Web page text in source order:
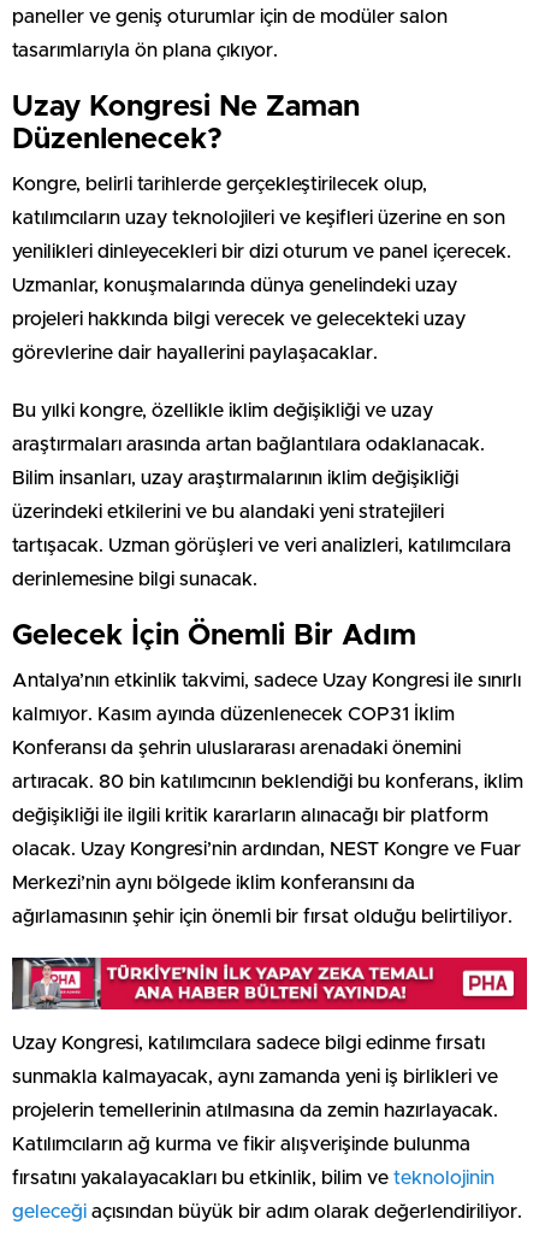
paneller ve geniş oturumlar için de modüler salon
tasarımlarıyla ön plana çıkıyor.
Uzay Kongresi Ne Zaman
Düzenlenecek?
Kongre, belirli tarihlerde gerçekleştirilecek olup,
katılımcıların uzay teknolojileri ve keşifleri üzerine en son
yenilikleri dinleyecekleri bir dizi oturum ve panel içerecek.
Uzmanlar, konuşmalarında dünya genelindeki uzay
projeleri hakkında bilgi verecek ve gelecekteki uzay
görevlerine dair hayallerini paylaşacaklar.
Bu yılki kongre, özellikle iklim değişikliği ve uzay
araştırmaları arasında artan bağlantılara odaklanacak.
Bilim insanları, uzay araştırmalarının iklim değişikliği
üzerindeki etkilerini ve bu alandaki yeni stratejileri
tartışacak. Uzman görüşleri ve veri analizleri, katılımcılara
derinlemesine bilgi sunacak.
Gelecek İçin Önemli Bir Adım
Antalya’nın etkinlik takvimi, sadece Uzay Kongresi ile sınırlı
kalmıyor. Kasım ayında düzenlenecek COP31 İklim
Konferansı da şehrin uluslararası arenadaki önemini
artıracak. 80 bin katılımcının beklendiği bu konferans, iklim
değişikliği ile ilgili kritik kararların alınacağı bir platform
olacak. Uzay Kongresi’nin ardından, NEST Kongre ve Fuar
Merkezi’nin aynı bölgede iklim konferansını da
ağırlamasının şehir için önemli bir fırsat olduğu belirtiliyor.
Uzay Kongresi, katılımcılara sadece bilgi edinme fırsatı
sunmakla kalmayacak, aynı zamanda yeni iş birlikleri ve
projelerin temellerinin atılmasına da zemin hazırlayacak.
Katılımcıların ağ kurma ve fikir alışverişinde bulunma
fırsatını yakalayacakları bu etkinlik, bilim ve teknolojinin
geleceği açısından büyük bir adım olarak değerlendiriliyor.